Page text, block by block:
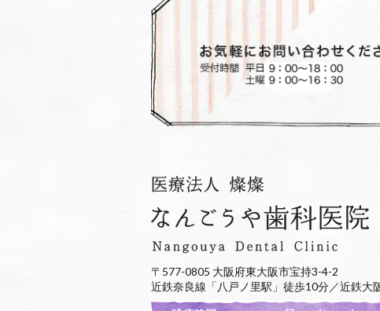
〒577-0805 大阪府東大阪市宝持3-4-2
近鉄奈良線「八戸ノ里駅」徒歩10分／近鉄大